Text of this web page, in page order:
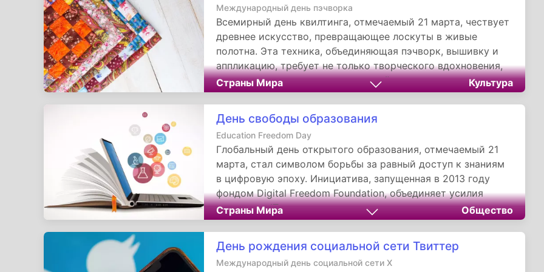
Международный день пэчворка
Всемирный день квилтинга, отмечаемый 21 марта, чествует
древнее искусство, превращающее лоскуты в живые
полотна. Эта техника, объединяющая пэчворк, вышивку и
аппликацию, требует не только творческого вдохновения,
но и терпения: создание многослойного квилта может
занять сотни часов кропотливой работы. Каждое изделие —
объёмной прокладки и изнанки, скрывающей секреты
мастерства.
Страны Мира Культура
День свободы образования
Education Freedom Day
Глобальный день открытого образования, отмечаемый 21
марта, стал символом борьбы за равный доступ к знаниям
в цифровую эпоху. Инициатива, запущенная в 2013 году
фондом Digital Freedom Foundation, объединяет усилия
педагогов, IT-энтузиастов и правозащитников, продвигая
идею, что образование должно быть бесплатным, как
Страны Мира Общество
День рождения социальной сети Твиттер
Международный день социальной сети X